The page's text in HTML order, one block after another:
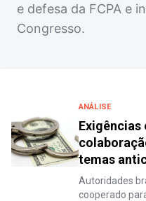
e defesa da FCPA e
Congresso.
ANÁLISE
Exigências
temas
Autoridades
cooperado